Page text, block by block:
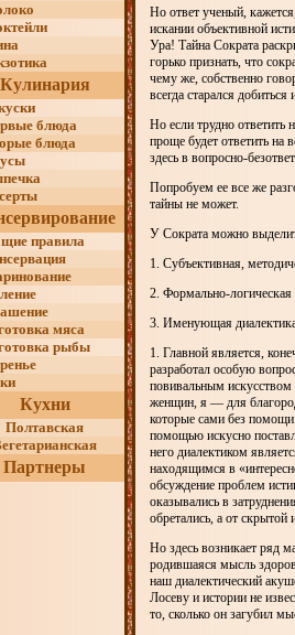
Кулинария
блюда
блюда
правила
мяса
рыбы
Кухни
Полтавская
Партнеры
Но ответ ученый,
искании объективной
Ура! Тайна Сократа
горько признать, что
чему же, собственно
всегда старался
Но если трудно ответить
проще будет ответить на
здесь в вопросно-
Попробуем ее все же
тайны не может.
У Сократа можно
1. Субъективная,
2. Формально-
3. Именующая
1. Главной является,
разработал особую
повивальным искусством
женщин, я — для
которые сами без помощи
помощью искусно
него диалектиком
находящимся в
обсуждение проблем
оказывались в
обретались, а от скрытой
Но здесь возникает ряд
родившаяся мысль
наш диалектический
Лосеву и истории не
то, сколько он загубил